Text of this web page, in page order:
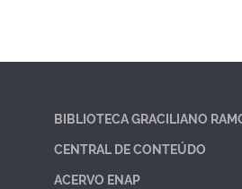
BIBLIOTECA GRACILIANO
CENTRAL DE CONTEÚDO
ACERVO ENAP